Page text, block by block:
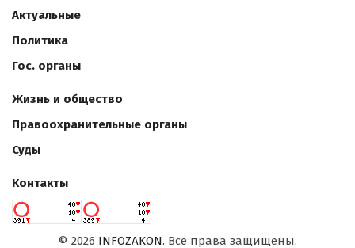
Актуальные
Политика
Гос. органы
Жизнь и общество
Правоохранительные органы
Суды
Контакты
© 2026 INFOZAKON. Все права защищены.